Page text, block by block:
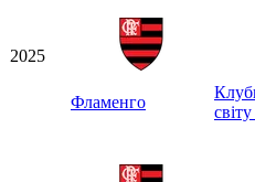
2025
Фламенго